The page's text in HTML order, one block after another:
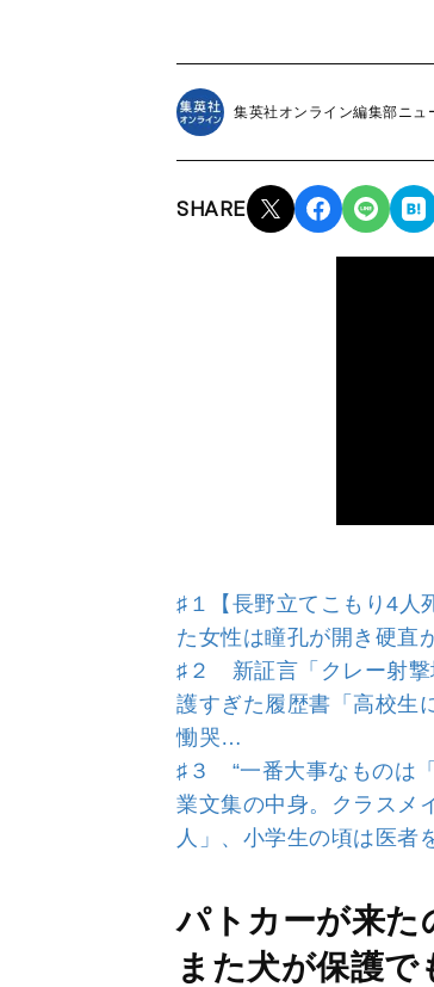
集英社オンライン編集部ニュ
SHARE
♯１【長野立てこもり4人
た女性は瞳孔が開き硬直
♯２ 新証言「クレー射撃
護すぎた履歴書「高校生
慟哭…
♯３ “一番大事なものは
業文集の中身。クラスメ
人」、小学生の頃は医者
パトカーが来た
また犬が保護